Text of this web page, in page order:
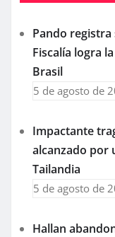
Pando
Fiscalía logra
Brasil
5 de agosto de
Impactante
alcanzado por
Tailandia
5 de agosto de
Hallan